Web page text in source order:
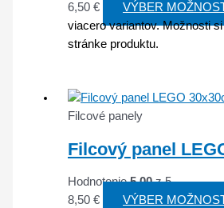
6,50€ VÝBER
viacero variantov. Možnosti
stránke produktu.
Filcové panely
Filcový panel
Hodnotenie5.00z 5
8,50€ VÝBER